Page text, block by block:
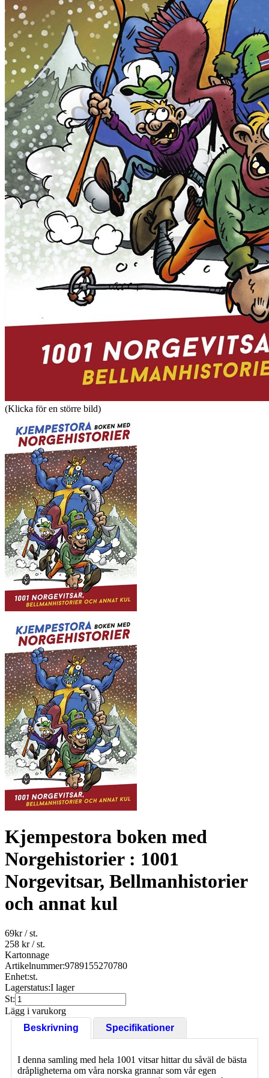
(Klicka för en större bild)
Kjempestora boken med
Norgehistorier : 1001
Norgevitsar, Bellmanhistorier
och annat kul
69kr/ st.
258 kr/ st.
Kartonnage
Artikelnummer:9789155270780
Enhet:st.
Lagerstatus:I lager
St:
Lägg i varukorg
Beskrivning
Specifikationer
I denna samling med hela 1001 vitsar hittar du såväl de bästa
dråpligheterna om våra norska grannar som vår egen